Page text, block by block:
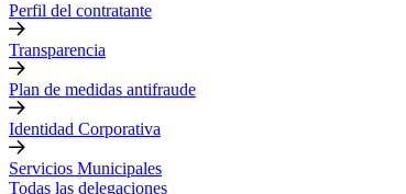
Perfil del contratante
Transparencia
Plan de medidas antifraude
Identidad Corporativa
Servicios Municipales
Todas las delegaciones